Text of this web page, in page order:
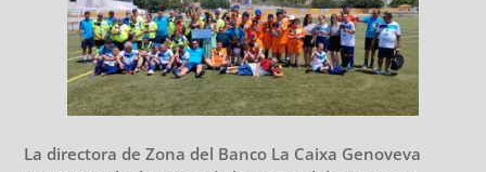
La directora de Zona del Banco La Caixa Genoveva